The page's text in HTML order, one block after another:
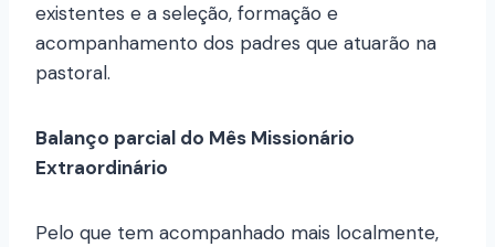
existentes e a seleção, formação e
acompanhamento dos padres que atuarão na
pastoral.
Balanço parcial do Mês Missionário
Extraordinário
Pelo que tem acompanhado mais localmente,